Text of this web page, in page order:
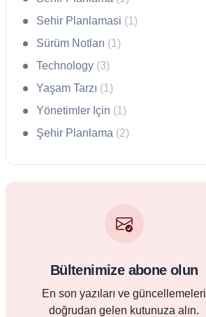
Sehir Planlamasi (1)
Sürüm Notları (1)
Technology (3)
Yaşam Tarzı (1)
Yönetimler Için (1)
Şehir Planlama (2)
Bültenimize abone olun
En son yazıları ve güncellemeleri
doğrudan gelen kutunuza alın.